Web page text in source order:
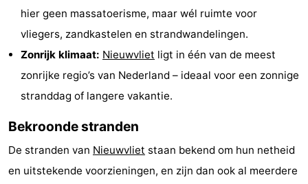
Minigolfbanen
Wellness
centra
Dorpen
Natuur
Zwembaden
-
hier geen massatoerisme, maar wél ruimte voor
vliegers, zandkastelen en strandwandelingen.
Zonrijk klimaat: Nieuwvliet ligt in één van de meest
zonrijke regio’s van Nederland – ideaal voor een zonnige
stranddag of langere vakantie.
Bekroonde stranden
De stranden van Nieuwvliet staan bekend om hun netheid
en uitstekende voorzieningen, en zijn dan ook al meerdere